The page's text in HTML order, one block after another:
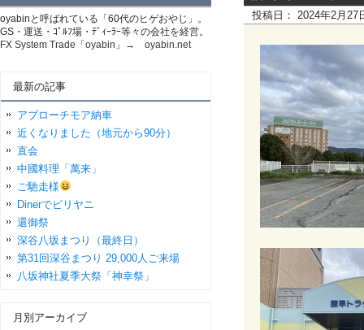
投稿日： 2024年2月27
oyabinと呼ばれている「60代のヒゲおやじ」。
GS・運送・ｺﾞﾙﾌ場・ﾃﾞｨｰﾗｰ等々の会社を経営。
FX System Trade「oyabin」→ oyabin.net
最新の記事
アプローチモア納車
近くなりました（地元から90分）
直会
中國料理「萬来」
ご馳走様
Dinerでビリヤニ
還御祭
深谷八坂まつり（最終日）
第31回深谷まつり 29,000人ご来場
八坂神社夏季大祭「神幸祭」
月別アーカイブ